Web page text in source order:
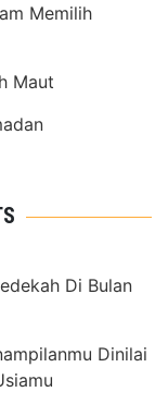
Memilih
Maut
Di Bulan
Dinilai